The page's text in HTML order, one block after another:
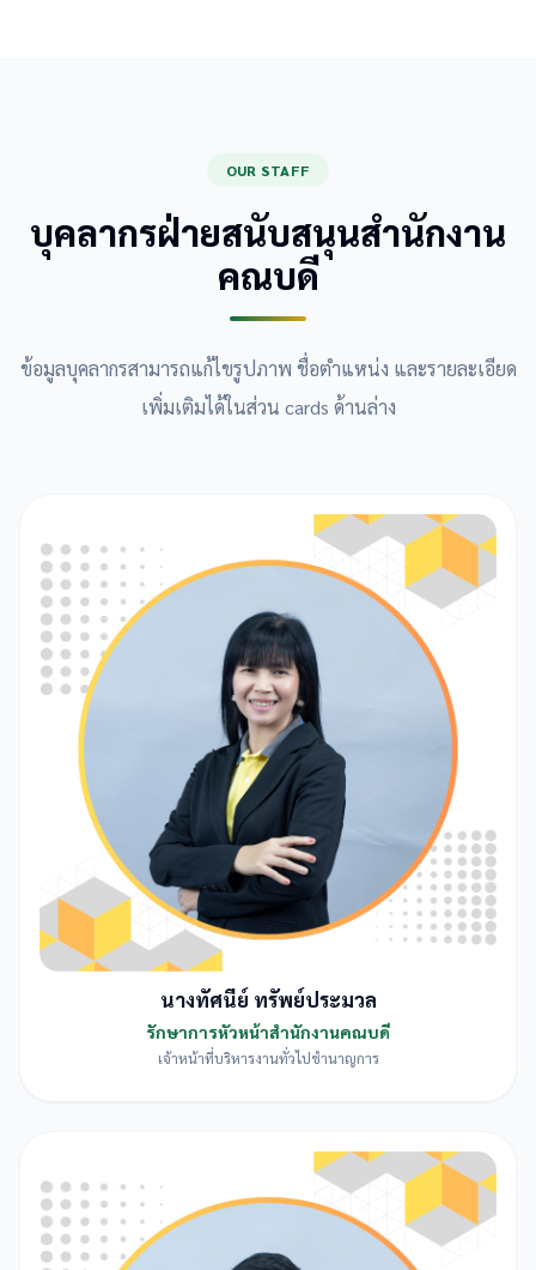
OUR STAFF
บุคลากรฝ่ายสนับสนุนสำนักงาน
คณบดี
ข้อมูลบุคลากรสามารถแก้ไขรูปภาพ ชื่อตำแหน่ง และรายละเอียด
เพิ่มเติมได้ในส่วน cards ด้านล่าง
นางทัศนีย์ ทรัพย์ประมวล
รักษาการหัวหน้าสำนักงานคณบดี
เจ้าหน้าที่บริหารงานทั่วไปชำนาญการ